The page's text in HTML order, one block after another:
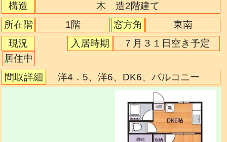
構造
木 造2階建て
所在階
1階 窓方角
東南
現況
居住中
入居時期 ７月３１日空き予定
間取詳細 洋4．5、洋6、DK6、バルコニー